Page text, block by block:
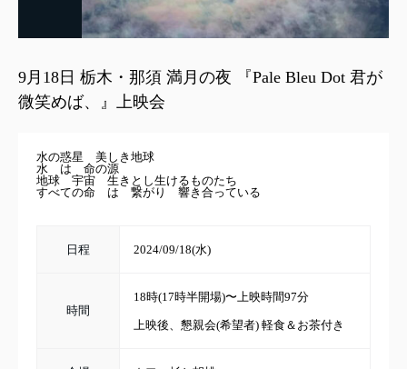
9月18日 栃木・那須 満月の夜 『Pale Bleu Dot 君が
微笑めば、』上映会
水の惑星 美しき地球
水 は 命の源
地球 宇宙 生きとし生けるものたち
すべての命 は 繋がり 響き合っている
日程 2024/09/18(水)
時間
18時(17時半開場)〜上映時間97分
上映後、懇親会(希望者) 軽食＆お茶付き